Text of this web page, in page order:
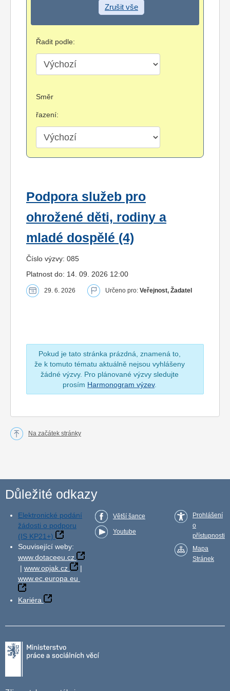
Zrušit vše
Řadit podle:
Směr
řazení:
Podpora služeb pro
ohrožené děti, rodiny a
mladé dospělé (4)
Číslo výzvy: 085
Platnost do: 14. 09. 2026 12:00
29. 6. 2026 Určeno pro: Veřejnost, Žadatel
Pokud je tato stránka prázdná, znamená to,
že k tomuto tématu aktuálně nejsou vyhlášeny
žádné výzvy. Pro plánované výzvy sledujte
prosím Harmonogram výzev.
Na začátek stránky
Důležité odkazy
Elektronické podání
žádosti o podporu
(IS KP21+)
Související weby:
www.dotaceeu.cz
| www.opjak.cz
|
www.ec.europa.eu
Kariéra
Větší šance
Youtube
Prohlášení
o
přístupnosti
Mapa
Stránek